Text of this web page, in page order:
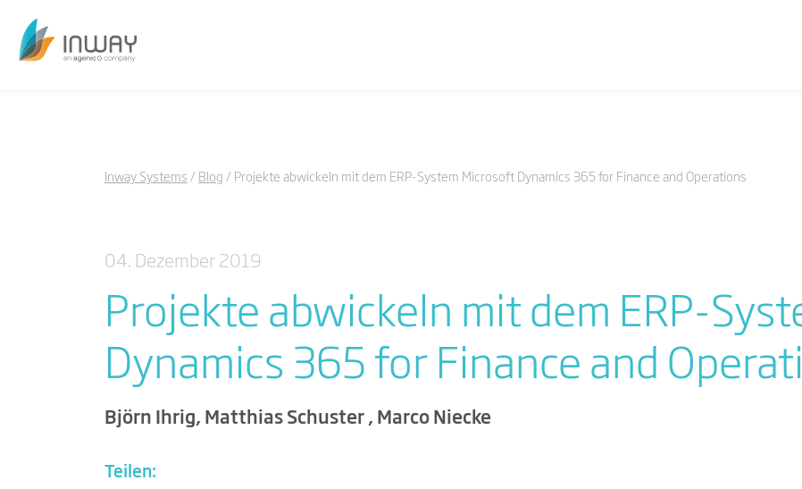
Inway Systems Blog Projekte abwickeln mit dem ERP-System Microsoft Dynamics 365 for Finance and Operations
04. Dezember 2019
Projekte abwickeln mit dem ERP-
Dynamics 365 for Finance and
Björn Ihrig, Matthias Schuster , Marco Niecke
Teilen: